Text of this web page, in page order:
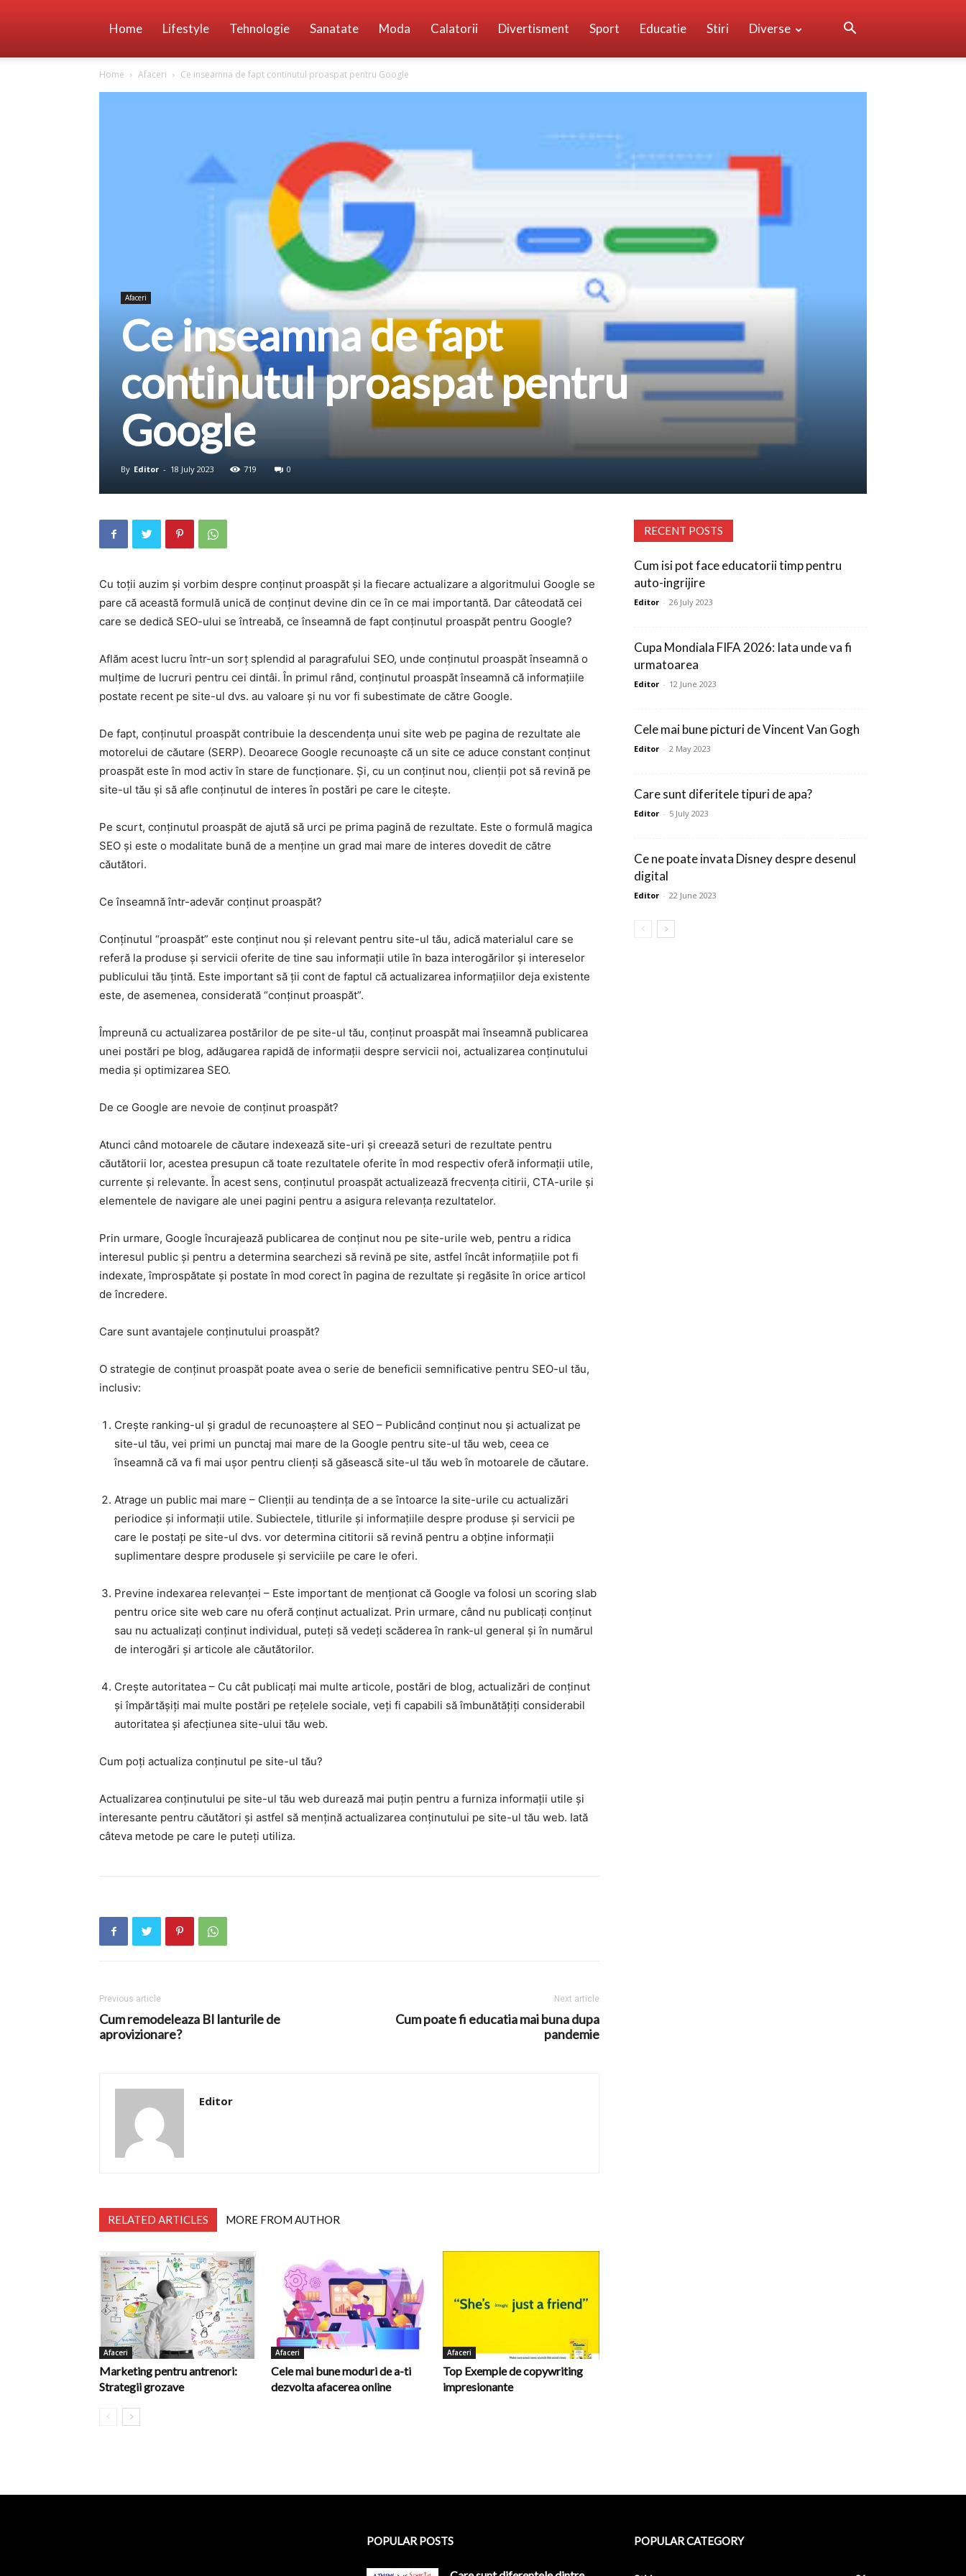
Home Lifestyle Tehnologie Sanatate Moda Calatorii Divertisment Sport Educatie Stiri Diverse
Home Afaceri Ce inseamna de fapt continutul proaspat pentru Google
Afaceri
Ce inseamna de fapt
continutul proaspat pentru
Google
By Editor - 18 July 2023 719 0
Cu toții auzim și vorbim despre conținut proaspăt și la fiecare actualizare a algoritmului Google se
pare că această formulă unică de conținut devine din ce în ce mai importantă. Dar câteodată cei
care se dedică SEO-ului se întreabă, ce înseamnă de fapt conținutul proaspăt pentru Google?
Aflăm acest lucru într-un sorț splendid al paragrafului SEO, unde conținutul proaspăt înseamnă o
mulțime de lucruri pentru cei dintâi. În primul rând, conținutul proaspăt înseamnă că informațiile
postate recent pe site-ul dvs. au valoare și nu vor fi subestimate de către Google.
De fapt, conținutul proaspăt contribuie la descendența unui site web pe pagina de rezultate ale
motorelui de căutare (SERP). Deoarece Google recunoaște că un site ce aduce constant conținut
proaspăt este în mod activ în stare de funcționare. Și, cu un conținut nou, clienții pot să revină pe
site-ul tău și să afle conținutul de interes în postări pe care le citește.
Pe scurt, conținutul proaspăt de ajută să urci pe prima pagină de rezultate. Este o formulă magica
SEO și este o modalitate bună de a menține un grad mai mare de interes dovedit de către
căutători.
Ce înseamnă într-adevăr conținut proaspăt?
Conținutul “proaspăt” este conținut nou și relevant pentru site-ul tău, adică materialul care se
referă la produse și servicii oferite de tine sau informații utile în baza interogărilor și intereselor
publicului tău țintă. Este important să ții cont de faptul că actualizarea informațiilor deja existente
este, de asemenea, considerată “conținut proaspăt”.
Împreună cu actualizarea postărilor de pe site-ul tău, conținut proaspăt mai înseamnă publicarea
unei postări pe blog, adăugarea rapidă de informații despre servicii noi, actualizarea conținutului
media și optimizarea SEO.
De ce Google are nevoie de conținut proaspăt?
Atunci când motoarele de căutare indexează site-uri și creează seturi de rezultate pentru
căutătorii lor, acestea presupun că toate rezultatele oferite în mod respectiv oferă informații utile,
currente și relevante. În acest sens, conținutul proaspăt actualizează frecvența citirii, CTA-urile și
elementele de navigare ale unei pagini pentru a asigura relevanța rezultatelor.
Prin urmare, Google încurajează publicarea de conținut nou pe site-urile web, pentru a ridica
interesul public și pentru a determina searchezi să revină pe site, astfel încât informațiile pot fi
indexate, împrospătate și postate în mod corect în pagina de rezultate și regăsite în orice articol
de încredere.
Care sunt avantajele conținutului proaspăt?
O strategie de conținut proaspăt poate avea o serie de beneficii semnificative pentru SEO-ul tău,
inclusiv:
Crește ranking-ul și gradul de recunoaștere al SEO – Publicând conținut nou și actualizat pe
site-ul tău, vei primi un punctaj mai mare de la Google pentru site-ul tău web, ceea ce
înseamnă că va fi mai ușor pentru clienți să găsească site-ul tău web în motoarele de căutare.
Atrage un public mai mare – Clienții au tendința de a se întoarce la site-urile cu actualizări
periodice și informații utile. Subiectele, titlurile și informațiile despre produse și servicii pe
care le postați pe site-ul dvs. vor determina cititorii să revină pentru a obține informații
suplimentare despre produsele și serviciile pe care le oferi.
Previne indexarea relevanței – Este important de menționat că Google va folosi un scoring slab
pentru orice site web care nu oferă conținut actualizat. Prin urmare, când nu publicați conținut
sau nu actualizați conținut individual, puteți să vedeți scăderea în rank-ul general și în numărul
de interogări și articole ale căutătorilor.
Crește autoritatea – Cu cât publicați mai multe articole, postări de blog, actualizări de conținut
și împărtășiți mai multe postări pe rețelele sociale, veți fi capabili să îmbunătățiți considerabil
autoritatea și afecțiunea site-ului tău web.
Cum poți actualiza conținutul pe site-ul tău?
Actualizarea conținutului pe site-ul tău web durează mai puțin pentru a furniza informații utile și
interesante pentru căutători și astfel să mențină actualizarea conținutului pe site-ul tău web. Iată
câteva metode pe care le puteți utiliza.
Previous article
Cum remodeleaza BI lanturile de
aprovizionare?
Next article
Cum poate fi educatia mai buna dupa
pandemie
Editor
RELATED ARTICLES MORE FROM AUTHOR
Afaceri
Marketing pentru antrenori:
Strategii grozave
Afaceri
Cele mai bune moduri de a-ti
dezvolta afacerea online
Afaceri
Top Exemple de copywriting
impresionante
RECENT POSTS
Cum isi pot face educatorii timp pentru
auto-ingrijire
Editor - 26 July 2023
Cupa Mondiala FIFA 2026: Iata unde va fi
urmatoarea
Editor - 12 June 2023
Cele mai bune picturi de Vincent Van Gogh
Editor - 2 May 2023
Care sunt diferitele tipuri de apa?
Editor - 5 July 2023
Ce ne poate invata Disney despre desenul
digital
Editor - 22 June 2023
POPULAR POSTS POPULAR CATEGORY